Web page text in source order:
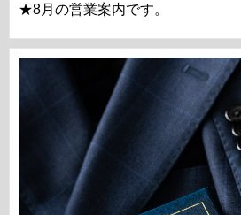
★8月の営業案内です。